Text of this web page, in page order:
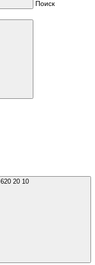
Поиск
+7 (909) 620 20 10